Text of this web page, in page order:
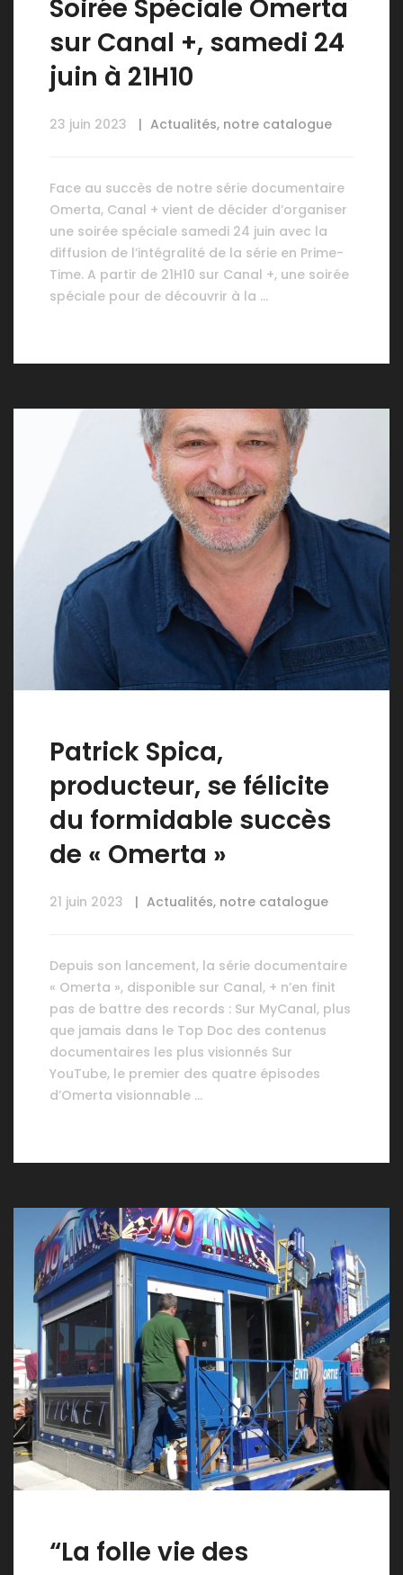
Soirée Spéciale Omerta
sur Canal +, samedi 24
juin à 21H10
23 juin 2023 Actualités, notre catalogue
Face au succès de notre série documentaire
Omerta, Canal + vient de décider d’organiser
une soirée spéciale samedi 24 juin avec la
diffusion de l’intégralité de la série en Prime-
Time. A partir de 21H10 sur Canal +, une soirée
spéciale pour de découvrir à la …
Patrick Spica,
producteur, se félicite
du formidable succès
de « Omerta »
21 juin 2023 Actualités, notre catalogue
Depuis son lancement, la série documentaire
« Omerta », disponible sur Canal, + n’en finit
pas de battre des records : Sur MyCanal, plus
que jamais dans le Top Doc des contenus
documentaires les plus visionnés Sur
YouTube, le premier des quatre épisodes
d’Omerta visionnable …
“La folle vie des